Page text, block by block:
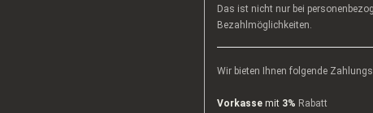
Das ist nicht nur bei
Bezahlmöglichkeiten.
Wir bieten Ihnen folgende
Vorkasse mit 3% Rabatt